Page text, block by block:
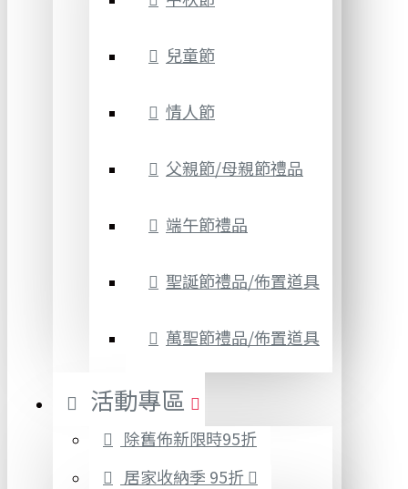
兒童節
情人節
父親節/母親節禮品
端午節禮品
聖誕節禮品/佈置道具
萬聖節禮品/佈置道具
活動專區
除舊佈新限時95折
居家收納季 95折